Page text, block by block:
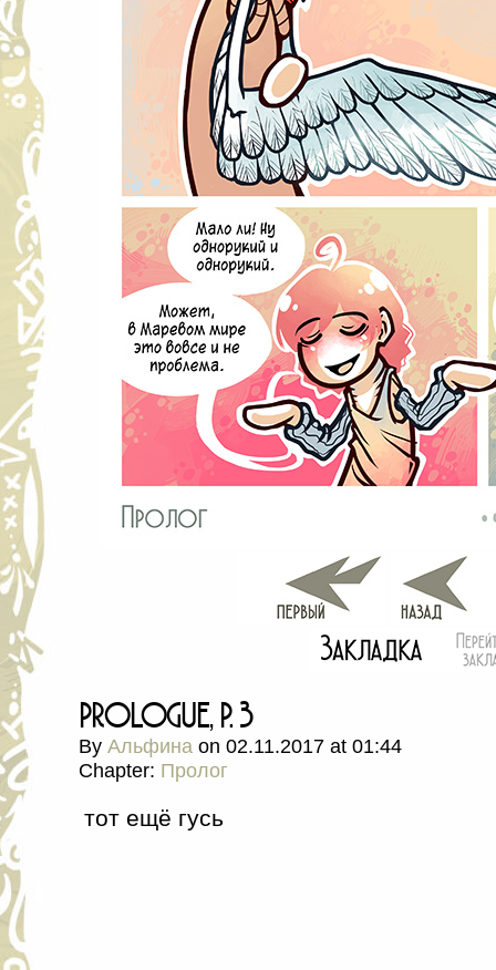
prologue, p. 3
By Альфина on 02.11.2017 at 01:44
Chapter: Пролог
тот ещё гусь